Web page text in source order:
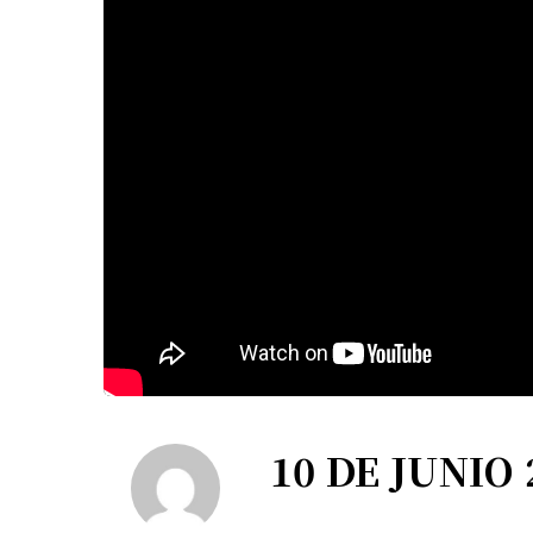
10 DE JUNIO